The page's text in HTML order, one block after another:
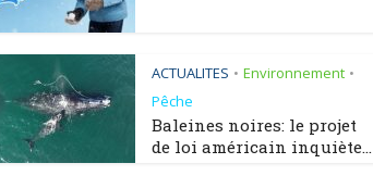
ACTUALITES • Environnement •
Pêche
Baleines noires: le projet
de loi américain inquiète...